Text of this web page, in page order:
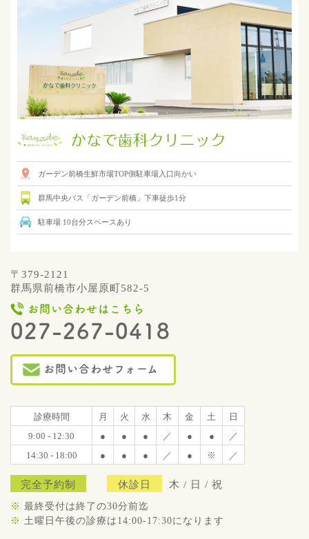
ガーデン前橋生鮮市場TOP側駐車場入口向かい
群馬中央バス「ガーデン前橋」下車徒歩1分
駐車場 10台分スペースあり
〒379-2121
群馬県前橋市小屋原町582-5
お問い合わせはこちら
027-267-0418
お問い合わせフォーム
診療時間 月 火 水 木 金 土
日
9:00 - 12:30
● ● ● ／ ● ●
／
14:30 - 18:00
● ● ● ／ ● ※ ／
完全予約制 休診日 木 / 日 / 祝
※ 最終受付は終了の30分前迄
※ 土曜日午後の診療は14:00-17:30になります